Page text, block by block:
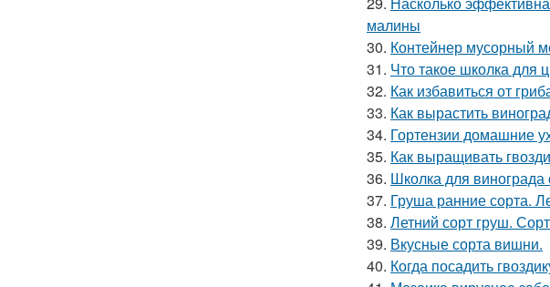
малины
30. Контейнер мусорный
31. Что такое школка для
32. Как избавиться от
33. Как вырастить
34. Гортензии домашние
35. Как выращивать
36. Школка для
37. Груша ранние сорта.
38. Летний сорт груш.
39. Вкусные сорта вишни.
40. Когда посадить